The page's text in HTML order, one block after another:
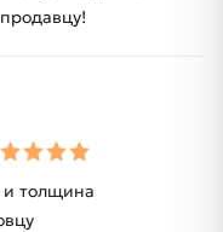
толщина